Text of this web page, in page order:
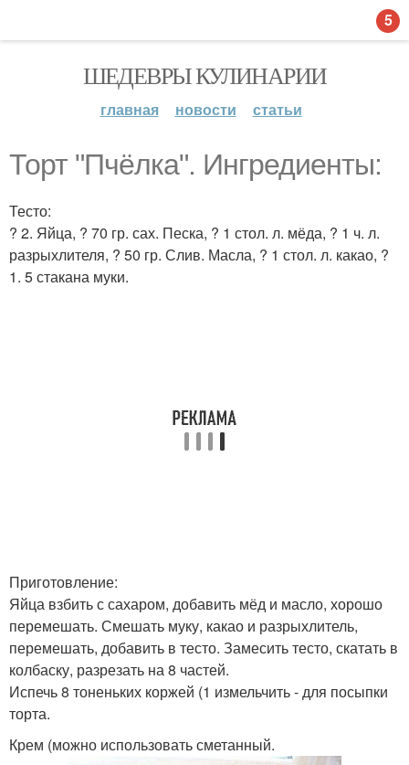
ШЕДЕВРЫ КУЛИНАРИИ
главная новости статьи
Торт "Пчёлка". Ингредиенты:
Тесто:
? 2. Яйца, ? 70 гр. сах. Песка, ? 1 стол. л. мёда, ? 1 ч. л.
разрыхлителя, ? 50 гр. Слив. Масла, ? 1 стол. л. какао, ?
1. 5 стакана муки.
Приготовление:
Яйца взбить с сахаром, добавить мёд и масло, хорошо
перемешать. Смешать муку, какао и разрыхлитель,
перемешать, добавить в тесто. Замесить тесто, скатать в
колбаску, разрезать на 8 частей.
Испечь 8 тоненьких коржей (1 измельчить - для посыпки
торта.
Крем (можно использовать сметанный.
5